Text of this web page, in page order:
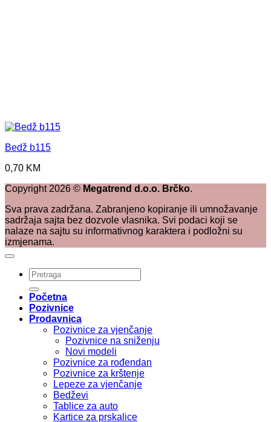
Bedž b115
0,70 KM
Copyright 2026 © Megatrend d.o.o. Brčko.
Sva prava zadržana. Zabranjeno kopiranje ili umnožavanje
sadržaja sajta bez dozvole vlasnika. Svi podaci koji se
nalaze na sajtu su informativnog karaktera i podložni su
izmjenama.
Pretraži:
Početna
Pozivnice
Prodavnica
Pozivnice za vjenčanje
Pozivnice na sniženju
Novi modeli
Pozivnice za rođendan
Pozivnice za krštenje
Lepeze za vjenčanje
Bedževi
Tablice za auto
Kartice za prskalice